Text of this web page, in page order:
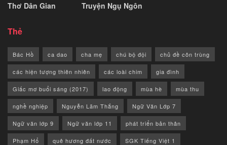
Thơ Dân Gian
Truyện Ngụ Ngôn
Thẻ
Bác Hồ ca dao cha mẹ chú bộ đội chủ đề côn trùng
các hiện tượng thiên nhiên các loài chim gia đình
Giấc mơ buổi sáng (2017) lao động mùa hè mùa thu
nghề nghiệp Nguyễn Lãm Thắng Ngữ Văn Lớp 7
Ngữ văn lớp 9 Ngữ văn lớp 11 phát triển bản thân
Phạm Hổ quê hương đất nước SGK Tiếng Việt 1